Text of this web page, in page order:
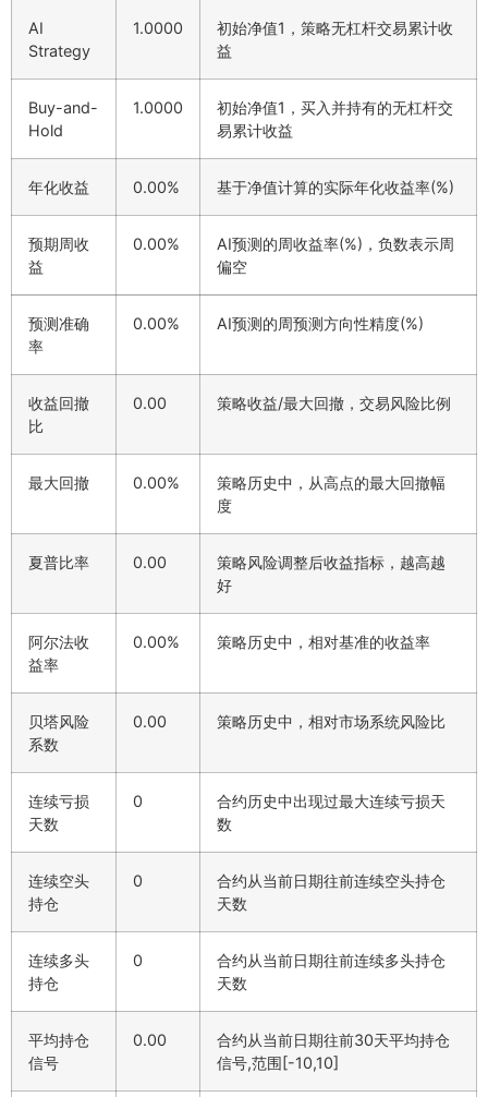
AI
Strategy
1.0000
初始净值1，策略无杠杆交易累计收
益
Buy-and-
Hold
1.0000
初始净值1，买入并持有的无杠杆交
易累计收益
年化收益 0.00% 基于净值计算的实际年化收益率(%)
预期周收
益
0.00%
AI预测的周收益率(%)，负数表示周
偏空
预测准确
率
0.00% AI预测的周预测方向性精度(%)
收益回撤
比
0.00 策略收益/最大回撤，交易风险比例
最大回撤 0.00%
策略历史中，从高点的最大回撤幅
度
夏普比率 0.00
策略风险调整后收益指标，越高越
好
阿尔法收
益率
0.00% 策略历史中，相对基准的收益率
贝塔风险
系数
0.00 策略历史中，相对市场系统风险比
连续亏损
天数
0
合约历史中出现过最大连续亏损天
数
连续空头
持仓
0
合约从当前日期往前连续空头持仓
天数
连续多头
持仓
0
合约从当前日期往前连续多头持仓
天数
平均持仓
信号
0.00
合约从当前日期往前30天平均持仓
信号,范围[-10,10]